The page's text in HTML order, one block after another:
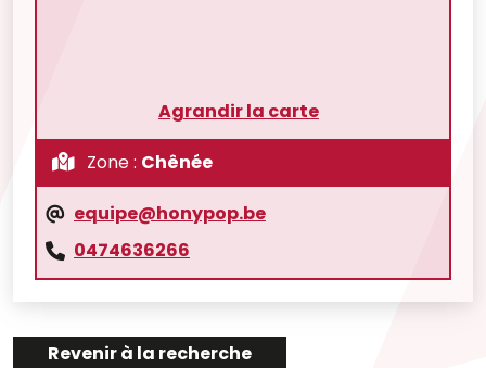
Agrandir la carte
Zone : Chênée
equipe@honypop.be
0474636266
Revenir à la recherche